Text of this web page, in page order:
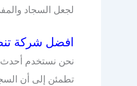
لجعل السجاد
افضل شركة
نحن نستخدم أحدث
تطمئن إلى أن